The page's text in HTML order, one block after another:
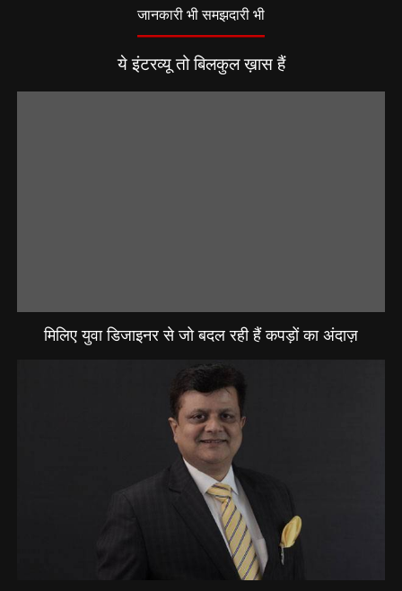
जानकारी भी समझदारी भी
ये इंटरव्यू तो बिलकुल ख़ास हैं
मिलिए युवा डिजाइनर से जो बदल रही हैं कपड़ों का अंदाज़